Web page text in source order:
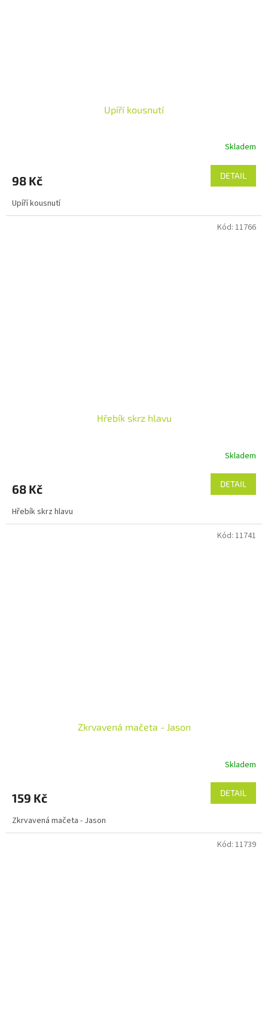
Upíří kousnutí
Skladem
98 Kč DETAIL
Upíří kousnutí
Hřebík skrz hlavu
Skladem
68 Kč DETAIL
Hřebík skrz hlavu
Kód: 11766
Zkrvavená mačeta - Jason
Skladem
159 Kč DETAIL
Zkrvavená mačeta - Jason
Kód: 11741
Kód: 11739